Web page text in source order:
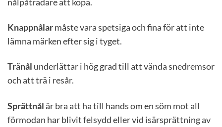
Knappnålarmåste vara spetsiga och fina för att inte
lämna märken efter sig i tyget.
Tränål underlättar i hög grad till att vända snedremsor
och att trä i resår.
Sprättnålär bra att ha till hands om en söm mot all
förmodan har blivit felsydd eller vid isärsprättning av